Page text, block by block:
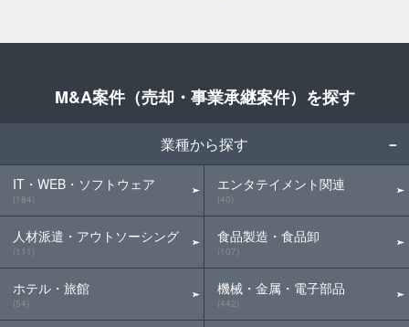
M&A案件（売却・事業承継案件）を探す
業種から探す
IT・WEB・ソフトウェア
(184)
人材派遣・アウトソーシング
(111)
ホテル・旅館
(54)
エンタテイメント関連
(40)
食品製造・食品卸
(107)
機械・金属・電子部品
(442)